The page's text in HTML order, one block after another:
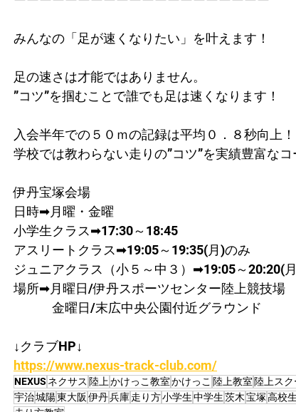
みんなの「足が速くなりたい」を叶えます！
足の速さは才能ではありません。
”コツ”を掴むことで誰でも足は速くなります！
入会半年での５０ｍの記録は平均０．８秒向上！
学校では教わらない走りの”コツ”を実績豊富な
伊丹宝塚会場
日時➡月曜・金曜
​小学生クラス➡17:30～18:45
アスリートクラス➡19:05～19:35(月)のみ
ジュニアクラス（小５～中３）➡19:05～20:20(
場所➡月曜日/伊丹スポーツセンター陸上競技場
金曜日/末広中央公園付近グラウンド
↓クラブHP↓
https://www.nexus-track-club.com/
NEXUS ネクサス 陸上かけっこ教室かけっこ 陸上教室 陸上ス
宇治城陽東大阪 伊丹兵庫走り方小学生中学生茨木宝塚高校生